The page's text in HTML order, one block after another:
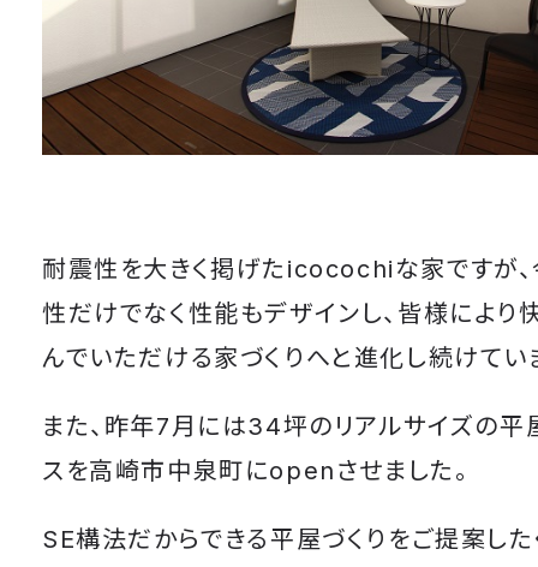
耐震性を大きく掲げたicocochiな家ですが
性だけでなく性能もデザインし、皆様により
んでいただける家づくりへと進化し続けてい
また、昨年7月には34坪のリアルサイズの平
スを高崎市中泉町にopenさせました。
SE構法だからできる平屋づくりをご提案した